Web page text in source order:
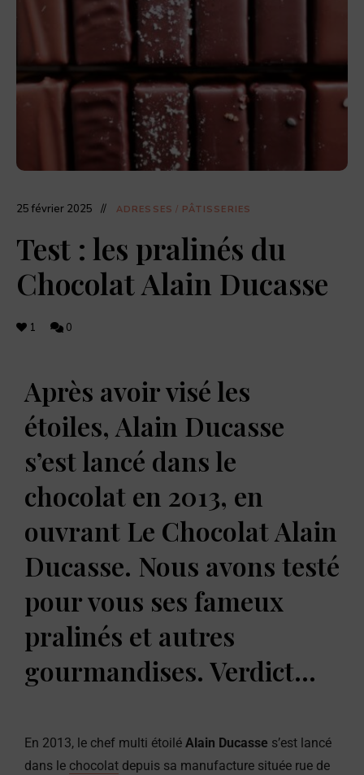
dernières
adresses
restaurants,
coffee
shops,
découvrir.
25 février 2025 ADRESSES / PÂTISSERIES
Test : les pralinés du
Chocolat Alain Ducasse
1 0
Après avoir visé les
étoiles, Alain Ducasse
s’est lancé dans le
chocolat en 2013, en
ouvrant Le Chocolat Alain
Ducasse. Nous avons testé
pour vous ses fameux
pralinés et autres
gourmandises. Verdict…
En 2013, le chef multi étoilé Alain Ducasse s’est lancé
dans le chocolat depuis sa manufacture située rue de